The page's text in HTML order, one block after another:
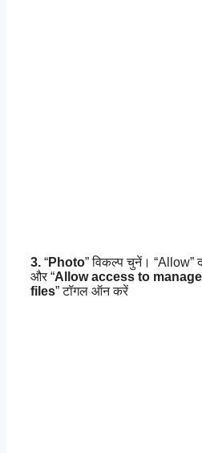
3. “Photo” विकल्प चुनें। “Allow”
और “Allow access to manage
files” टॉगल ऑन करें